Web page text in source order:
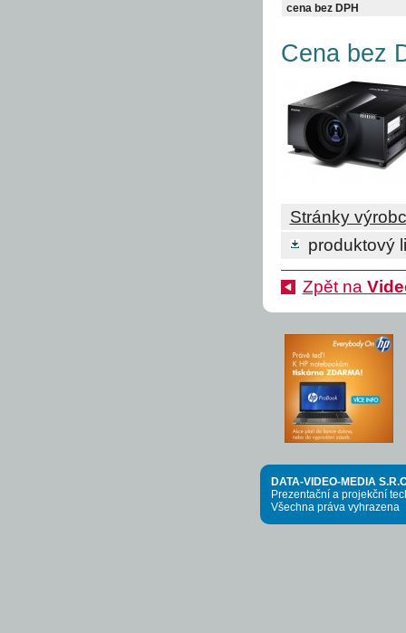
cena bez DPH
Cena bez
Stránky
produktový
Zpět na
DATA-VIDEO-MEDIA
Prezentační a projekční
Všechna práva vyhrazena